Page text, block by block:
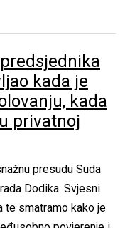
kada je
kada
privatnoj
presudu Suda
Dodika. Svjesni
smatramo kako je